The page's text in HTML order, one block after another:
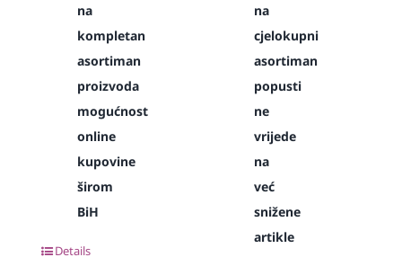
na
kompletan
asortiman
proizvoda
mogućnost
online
kupovine
širom
BiH
Details
na
cjelokupni
asortiman
popusti
ne
vrijede
na
već
snižene
artikle